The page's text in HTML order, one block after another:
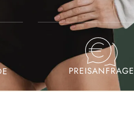
PREISANFRAGE